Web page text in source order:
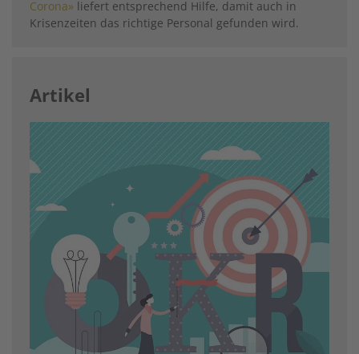
­Corona» liefert entsprechend Hilfe, damit auch in
Krisenzeiten das richtige Personal ­gefunden wird.
Artikel
Image